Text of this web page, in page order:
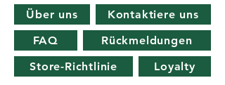
Über uns
Kontaktiere uns
FAQ
Rückmeldungen
Store-Richtlinie
Loyalty